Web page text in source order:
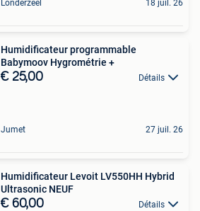
Londerzeel 18 juil. 26
Humidificateur programmable
Babymoov Hygrométrie +
€ 25,00 Détails
Jumet 27 juil. 26
Humidificateur Levoit LV550HH Hybrid
Ultrasonic NEUF
€ 60,00 Détails